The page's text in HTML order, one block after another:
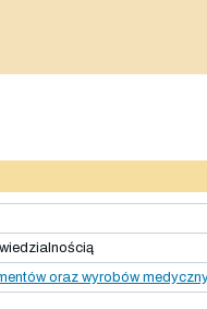
oraz wyrobów